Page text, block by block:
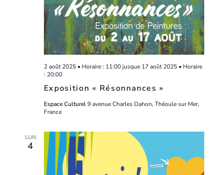
Exposition « Résonnances »
2 août 2025 • Horaire : 11:00jusque 17 août 2025 • Horaire
: 20:00
Espace Culturel9 avenue Charles Dahon, Théoule sur Mer,
France
LUN
4